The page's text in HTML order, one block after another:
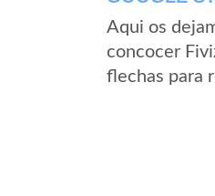
Aqui os
concocer
flechas para